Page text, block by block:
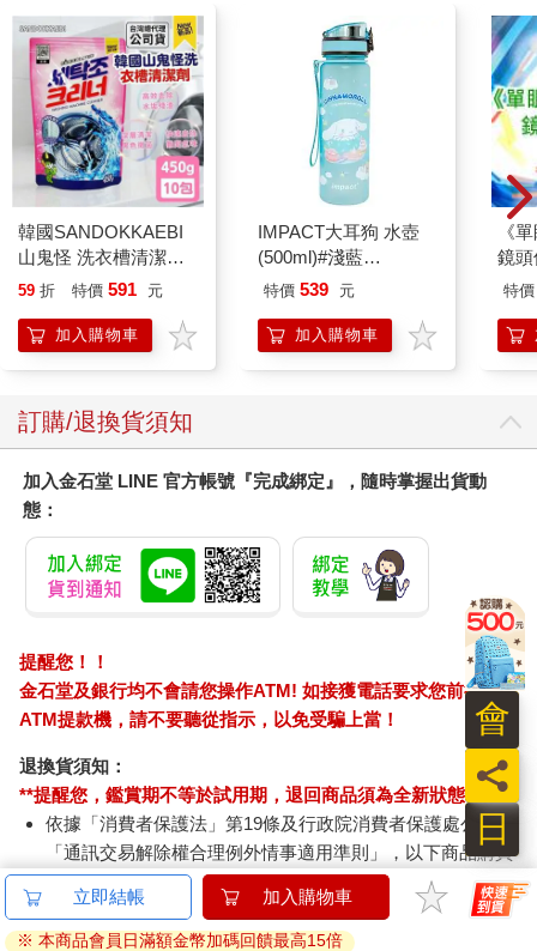
韓國SANDOKKAEBI
山鬼怪 洗衣槽清潔劑
450公克-10包組
59 折 特價 591 元
加入購物車
IMPACT大耳狗 水壺
(500ml)#淺藍
IMCMB01LB
特價 539 元
加入購物車
《
鏡
特價
訂購/退換貨須知
加入金石堂 LINE 官方帳號『完成綁定』，隨時掌握出貨動
態：
提醒您！！
金石堂及銀行均不會請您操作ATM! 如接獲電話要求您前往
ATM提款機，請不要聽從指示，以免受騙上當！
退換貨須知：
**提醒您，鑑賞期不等於試用期，退回商品須為全新狀態**
依據「消費者保護法」第19條及行政院消費者保護處公告之
「通訊交易解除權合理例外情事適用準則」，以下商品購買
後，除商品本身有瑕疵外，將不提供7天的猶豫期：
易於腐敗、保存期限較短或解約時即將逾期。（如：生
鮮食品）
立即結帳 加入購物車
※ 本商品會員日滿額金幣加碼回饋最高15倍
日
員
會